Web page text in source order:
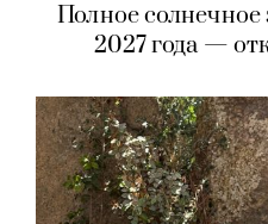
Полное солнечное
2027 года —